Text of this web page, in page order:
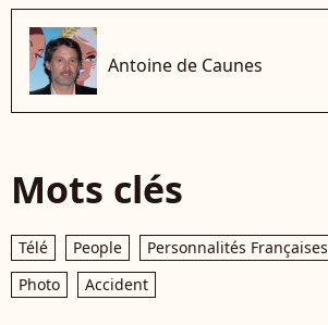
Antoine de Caunes
Mots clés
Télé People Personnalités Françaises
Photo
Accident